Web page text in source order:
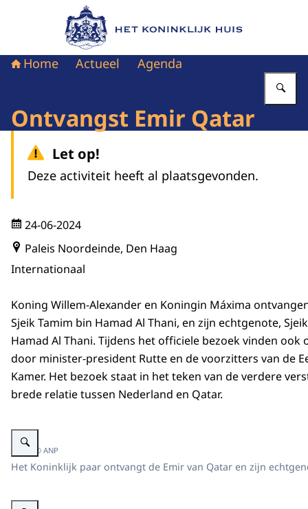
Naar de homepage van Het Koninklijk Huis
Home Actueel Agenda
Ontvangst Emir Qatar
Let op!
Deze activiteit heeft al plaatsgevonden.
24-06-2024
Paleis Noordeinde, Den Haag
Internationaal
Koning Willem-Alexander en Koningin Máxima
Sjeik Tamim bin Hamad Al Thani, en zijn echtgenote,
Hamad Al Thani. Tijdens het officiele bezoek vinden ook
door minister-president Rutte en de voorzitters van de
Kamer. Het bezoek staat in het teken van de verdere
brede relatie tussen Nederland en Qatar.
Vergroot afbeelding Emir Qatar en Koninklijk Paar
Beeld: © ANP
Het Koninklijk paar ontvangt de Emir van Qatar en zijn
Vergroot afbeelding Koning ontvangt Emir Qatar